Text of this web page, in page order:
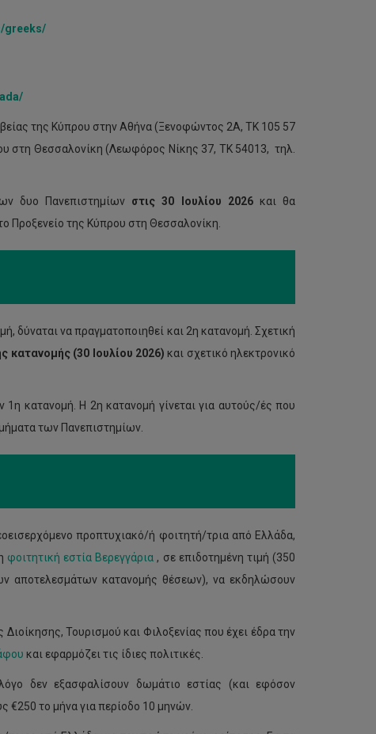
greeks/
της Κύπρου στην Αθήνα (Ξενοφώντος 2Α, ΤΚ 105 57
στη Θεσσαλονίκη (Λεωφόρος Νίκης 37, ΤΚ 54013, τηλ.
δυο Πανεπιστημίων στις 30 Ιουλίου 2026και θα
Προξενείο της Κύπρου στη Θεσσαλονίκη.
δύναται να πραγματοποιηθεί και 2η κατανομή. Σχετική
κατανομής (30 Ιουλίου 2026) και σχετικό ηλεκτρονικό
κατανομή. Η 2η κατανομή γίνεται για αυτούς/ές που
των Πανεπιστημίων.
προπτυχιακό/ή φοιτητή/τρια από Ελλάδα,
φοιτητική εστία Βερεγγάρια , σε επιδοτημένη τιμή (350
αποτελεσμάτων κατανομής θέσεων), να εκδηλώσουν
Τουρισμού και Φιλοξενίας που έχει έδρα την
και εφαρμόζει τις ίδιες πολιτικές.
δεν εξασφαλίσουν δωμάτιο εστίας (και εφόσον
€250 το μήνα για περίοδο 10 μηνών.